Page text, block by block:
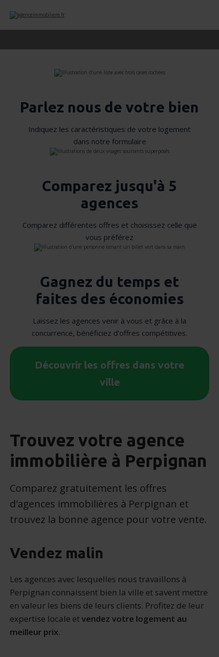
Parlez nous de votre bien
Indiquez les caractéristiques de votre logement
dans notre formulaire
Comparez jusqu'à 5
agences
Comparez différentes offres et choisissez celle que
vous préférez
Gagnez du temps et
faites des économies
Laissez les agences venir à vous et grâce à la
concurrence, bénéficiez d'offres compétitives.
Découvrir les offres dans votre
ville
Trouvez votre agence
immobilière à Perpignan
Comparez gratuitement les offres
d'agences immobilières à Perpignan et
trouvez la bonne agence pour votre vente.
Vendez malin
Les agences avec lesquelles nous travaillons à
Perpignan connaissent bien la ville et savent mettre
en valeur les biens de leurs clients. Profitez de leur
expertise locale etvendez votre logement au
meilleur prix.